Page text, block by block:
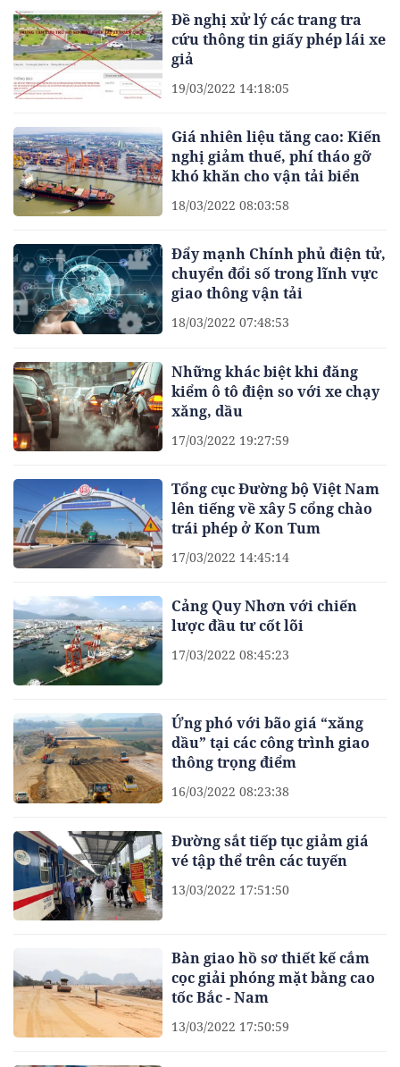
Đề nghị xử lý các trang tra
cứu thông tin giấy phép lái xe
giả
19/03/2022 14:18:05
Giá nhiên liệu tăng cao: Kiến
nghị giảm thuế, phí tháo gỡ
khó khăn cho vận tải biển
18/03/2022 08:03:58
Đẩy mạnh Chính phủ điện tử,
chuyển đổi số trong lĩnh vực
giao thông vận tải
18/03/2022 07:48:53
Những khác biệt khi đăng
kiểm ô tô điện so với xe chạy
xăng, dầu
17/03/2022 19:27:59
Tổng cục Đường bộ Việt Nam
lên tiếng về xây 5 cổng chào
trái phép ở Kon Tum
17/03/2022 14:45:14
Cảng Quy Nhơn với chiến
lược đầu tư cốt lõi
17/03/2022 08:45:23
Ứng phó với bão giá “xăng
dầu” tại các công trình giao
thông trọng điểm
16/03/2022 08:23:38
Đường sắt tiếp tục giảm giá
vé tập thể trên các tuyến
13/03/2022 17:51:50
Bàn giao hồ sơ thiết kế cắm
cọc giải phóng mặt bằng cao
tốc Bắc - Nam
13/03/2022 17:50:59